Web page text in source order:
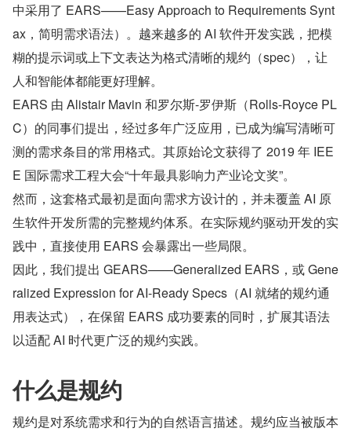
中采用了 EARS——Easy Approach to Requirements Synt
ax，简明需求语法）。越来越多的 AI 软件开发实践，把模
糊的提示词或上下文表达为格式清晰的规约（spec），让
人和智能体都能更好理解。
EARS 由 Alistair Mavin 和罗尔斯-罗伊斯（Rolls-Royce PL
C）的同事们提出，经过多年广泛应用，已成为编写清晰可
测的需求条目的常用格式。其原始论文获得了 2019 年 IEE
E 国际需求工程大会“十年最具影响力产业论文奖”。
然而，这套格式最初是面向需求方设计的，并未覆盖 AI 原
生软件开发所需的完整规约体系。在实际规约驱动开发的实
践中，直接使用 EARS 会暴露出一些局限。
因此，我们提出 GEARS——Generalized EARS，或 Gene
ralized Expression for AI-Ready Specs（AI 就绪的规约通
用表达式），在保留 EARS 成功要素的同时，扩展其语法
以适配 AI 时代更广泛的规约实践。
什么是规约
规约是对系统需求和行为的自然语言描述。规约应当被版本